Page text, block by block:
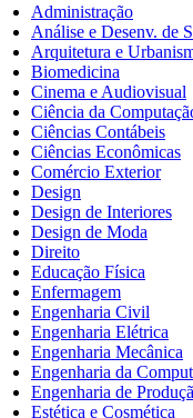
Administração
Análise e Desenv. de
Arquitetura e
Biomedicina
Cinema e Audiovisual
Ciência da
Ciências Contábeis
Ciências Econômicas
Comércio Exterior
Design
Design de Interiores
Design de Moda
Direito
Educação Física
Enfermagem
Engenharia Civil
Engenharia Elétrica
Engenharia Mecânica
Engenharia da
Engenharia de
Estética e Cosmética